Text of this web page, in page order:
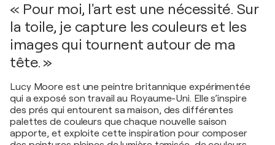
« Pour moi, l'art est une nécessité. Sur
la toile, je capture les couleurs et les
images qui tournent autour de ma
tête. »
Lucy Moore est une peintre britannique expérimentée
qui a exposé son travail au Royaume-Uni. Elle s’inspire
des prés qui entourent sa maison, des différentes
palettes de couleurs que chaque nouvelle saison
apporte, et exploite cette inspiration pour composer